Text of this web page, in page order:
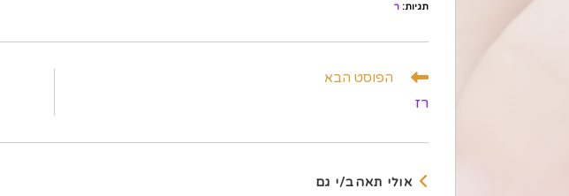
תגיות: ר
לקרוא
נוספים
הפוסט הבא
רז
אולי תאהב/י גם